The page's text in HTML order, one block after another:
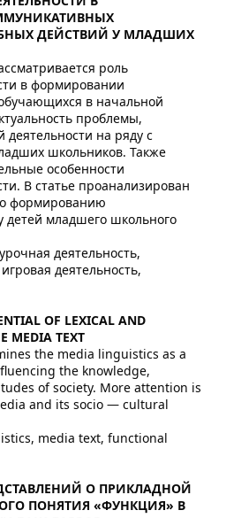
ДЕЙСТВИЙ У МЛАДШИХ
роль
в формировании
в начальной
проблемы,
на ряду с
школьников. Также
особенности
В статье проанализирован
формированию
детей младшего школьного
деятельность,
деятельность,
OF LEXICAL AND
MEDIA TEXT
the media linguistics as a
the knowledge,
of society. More attention is
and its socio — cultural
media text, functional
О ПРИКЛАДНОЙ
ПОНЯТИЯ «ФУНКЦИЯ» В